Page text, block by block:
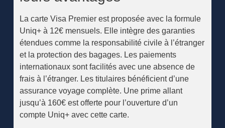
La carte Visa Premier est proposée avec la formule
Uniq+ à 12€ mensuels. Elle intègre des garanties
étendues comme la responsabilité civile à l’étranger
et la protection des bagages. Les paiements
internationaux sont facilités avec une absence de
frais à l’étranger. Les titulaires bénéficient d’une
assurance voyage complète. Une prime allant
jusqu’à 160€ est offerte pour l’ouverture d’un
compte Uniq+ avec cette carte.